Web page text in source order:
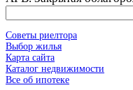
Советы риелтора
Выбор жилья
Карта сайта
Каталог недвижимости
Все об ипотеке